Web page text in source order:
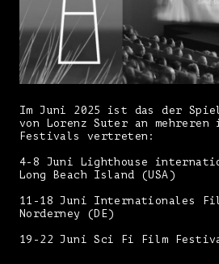
Im Juni 2025 ist das der
von Lorenz Suter an
Festivals vertreten:
4-8 Juni Lighthouse
Long Beach Island (USA)
11-18 Juni Internationales
Norderney (DE)
19-22 Juni Sci Fi Film